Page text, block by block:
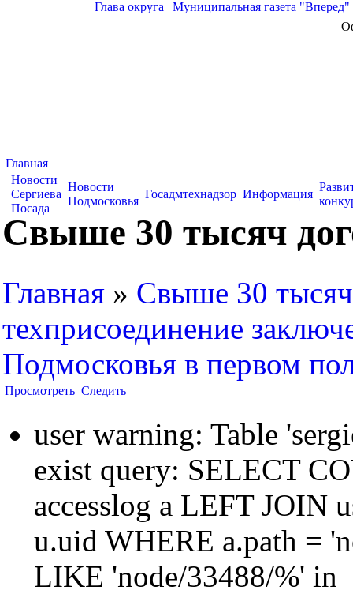
Глава округа Муниципальная газета "Вперед"
Главная
Новости
Сергиева
Посада
Новости
Подмосковья
Госадмтехнадзор Информация
Свыше 30 тысяч
Главная » Свыше 30
техприсоединение
Подмосковья в первом
Просмотреть Следить
user warning: Table
exist query: SELECT
accesslog a LEFT JOIN
u.uid WHERE a.path =
LIKE 'node/33488/%' in